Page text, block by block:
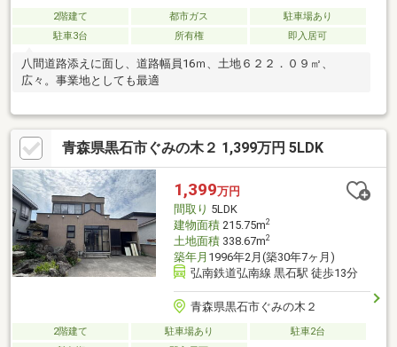
2階建て 都市ガス
駐車場あり
駐車3台
所有権 即入居可
八間道路添えに面し、道路幅員16ｍ、土地６２２．０９㎡、
広々。事業地としても最適
青森県黒石市ぐみの木２ 1,399万円 5LDK
1,399万円
間取り 5LDK
建物面積215.75m2
土地面積338.67m2
築年月 1996年2月(築30年7ヶ月)
弘南鉄道弘南線 黒石駅 徒歩13分
青森県黒石市ぐみの木２
2階建て 駐車場あり
駐車2台